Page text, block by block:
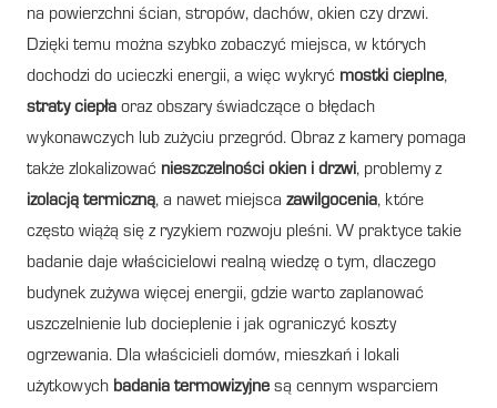
na powierzchni ścian, stropów, dachów, okien czy drzwi.
Dzięki temu można szybko zobaczyć miejsca, w których
dochodzi do ucieczki energii, a więc wykryć mostki cieplne,
straty ciepła oraz obszary świadczące o błędach
wykonawczych lub zużyciu przegród. Obraz z kamery pomaga
także zlokalizować nieszczelności okien i drzwi, problemy z
izolacją termiczną, a nawet miejsca zawilgocenia, które
często wiążą się z ryzykiem rozwoju pleśni. W praktyce takie
badanie daje właścicielowi realną wiedzę o tym, dlaczego
budynek zużywa więcej energii, gdzie warto zaplanować
uszczelnienie lub docieplenie i jak ograniczyć koszty
ogrzewania. Dla właścicieli domów, mieszkań i lokali
użytkowych badania termowizyjne są cennym wsparciem